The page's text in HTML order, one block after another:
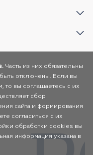
Часть из них обязательны
отключены. Если вы
то вы соглашаетесь с их
сбор
сайта и формирования
согласиться с их
обработки cookies вы
информация указана в